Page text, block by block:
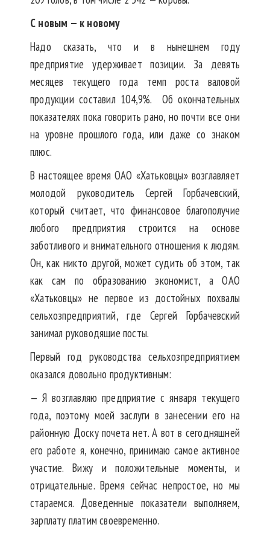
С новым — к новому
Надо сказать, что и в нынешнем году
предприятие удерживает позиции. За девять
месяцев текущего года темп роста валовой
продукции составил 104,9%. Об окончательных
показателях пока говорить рано, но почти все они
на уровне прошлого года, или даже со знаком
плюс.
В настоящее время ОАО «Хатьковцы» возглавляет
молодой руководитель Сергей Горбачевский,
который считает, что финансовое благополучие
любого предприятия строится на основе
заботливого и внимательного отношения к людям.
Он, как никто другой, может судить об этом, так
как сам по образованию экономист, а ОАО
«Хатьковцы» не первое из достойных похвалы
сельхозпредприятий, где Сергей Горбачевский
занимал руководящие посты.
Первый год руководства сельхозпредприятием
оказался довольно продуктивным:
— Я возглавляю предприятие с января текущего
года, поэтому моей заслуги в занесении его на
районную Доску почета нет. А вот в сегодняшней
его работе я, конечно, принимаю самое активное
участие. Вижу и положительные моменты, и
отрицательные. Время сейчас непростое, но мы
стараемся. Доведенные показатели выполняем,
зарплату платим своевременно.